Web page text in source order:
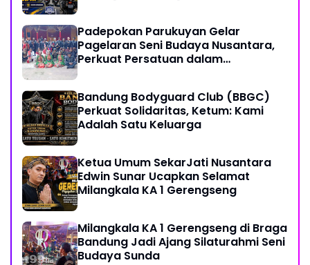
Padepokan Parukuyan Gelar
Pagelaran Seni Budaya Nusantara,
Perkuat Persatuan dalam
Bandung Bodyguard Club (BBGC)
Perkuat Solidaritas, Ketum: Kami
Adalah Satu Keluarga
Ketua Umum SekarJati Nusantara
Edwin Sunar Ucapkan Selamat
Milangkala KA 1 Gerengseng
Milangkala KA 1 Gerengseng di Braga
Bandung Jadi Ajang Silaturahmi Seni
Budaya Sunda